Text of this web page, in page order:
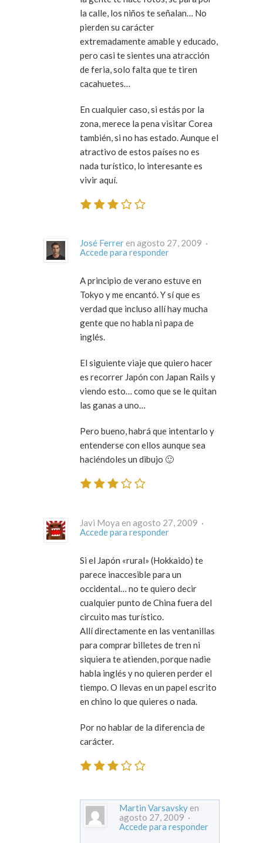
la calle, los niños te señalan… No
pierden su carácter
extremadamente amable y educado,
pero casi te sientes una atracción
de feria, solo falta que te tiren
cacahuetes…
En cualquier caso, si estás por la
zona, merece la pena visitar Corea
también, si no has estado. Aunque el
atractivo de estos países no es
nada turístico, lo interesante es
vivir aquí.
José Ferrer
en agosto 27, 2009 ·
Accede para responder
A principio de verano estuve en
Tokyo y me encantó. Y sí que es
verdad que incluso allí hay mucha
gente que no habla ni papa de
inglés.
El siguiente viaje que quiero hacer
es recorrer Japón con Japan Rails y
viendo esto… como que se le quitan
las ganas a uno…
Pero bueno, habrá que intentarlo y
entenderse con ellos aunque sea
haciéndoles un dibujo 🙂
Javi Moya en agosto 27, 2009 ·
Accede para responder
Si el Japón «rural» (Hokkaido) te
parece inaccesible para un
occidental… no te quiero decir
cualquier punto de China fuera del
circuito mas turístico.
Allí directamente en las ventanillas
para comprar billetes de tren ni
siquiera te atienden, porque nadie
habla inglés y no quieren perder el
tiempo. O llevas en un papel escrito
en chino lo que quieres o nada.
Por no hablar de la diferencia de
carácter.
Martin Varsavsky en
agosto 27, 2009 ·
Accede para responder